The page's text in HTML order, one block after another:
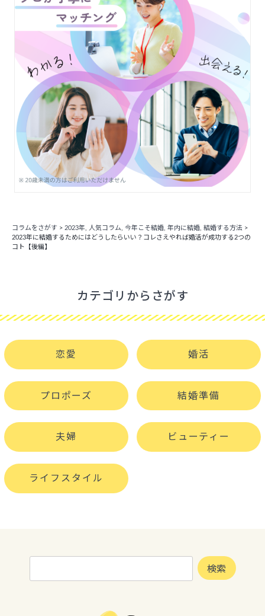
コラムをさがす > 2023年 人気コラム 今年こそ結婚 年内に結婚 結婚する方法 >
2023年に結婚するためにはどうしたらいい？コレさえやれば婚活が成功する2つの
コト【後編】
カテゴリからさがす
恋愛 婚活
プロポーズ 結婚準備
夫婦 ビューティー
ライフスタイル
検
検索